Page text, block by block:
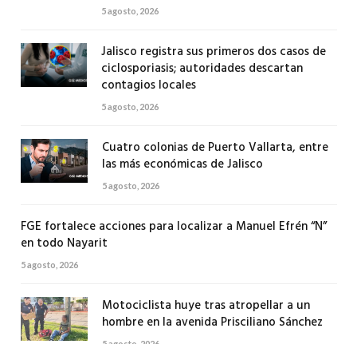
5 agosto, 2026
Jalisco registra sus primeros dos casos de
ciclosporiasis; autoridades descartan
contagios locales
5 agosto, 2026
Cuatro colonias de Puerto Vallarta, entre
las más económicas de Jalisco
5 agosto, 2026
FGE fortalece acciones para localizar a Manuel Efrén “N”
en todo Nayarit
5 agosto, 2026
Motociclista huye tras atropellar a un
hombre en la avenida Prisciliano Sánchez